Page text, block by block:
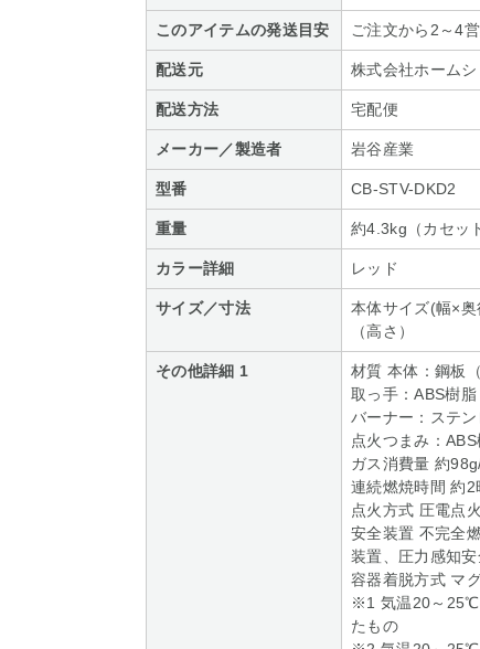
このアイテムの発送目安 ご注文から2～4
配送元 株式会社ホーム
配送方法 宅配便
メーカー／製造者 岩谷産業
型番 CB-STV-DKD2
重量 約4.3kg（カセッ
カラー詳細 レッド
サイズ／寸法
本体サイズ(幅×
（高さ）
その他詳細 1
材質 本体：鋼板
取っ手：ABS樹脂
バーナー：ステ
点火つまみ：ABS
ガス消費量 約
連続燃焼時間 約
点火方式 圧電点
安全装置 不完全
装置、圧力感知
容器着脱方式 マ
※1 気温20～25℃
たもの